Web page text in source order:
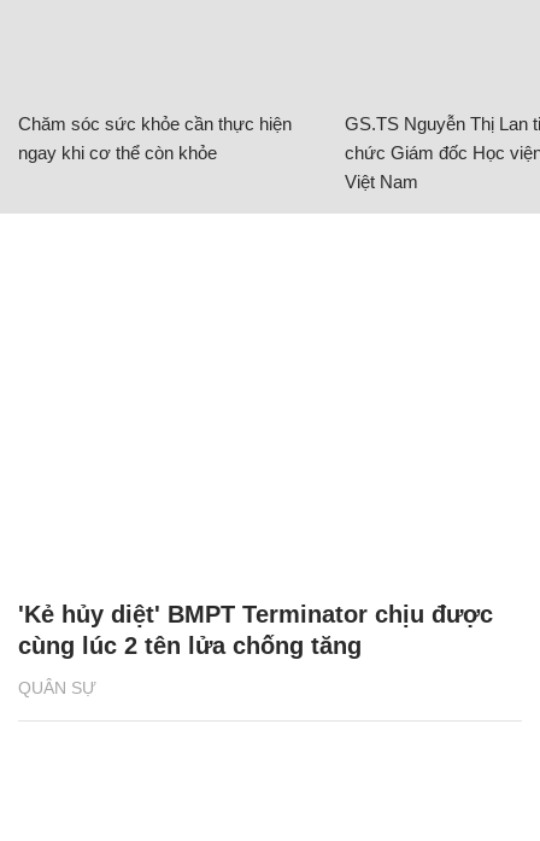
Chăm sóc sức khỏe cần thực hiện
ngay khi cơ thể còn khỏe
GS.TS Nguyễn Thị Lan
chức Giám đốc Học
Việt Nam
QUÂN SỰ
'Kẻ hủy diệt' BMPT Terminator chịu được
cùng lúc 2 tên lửa chống tăng